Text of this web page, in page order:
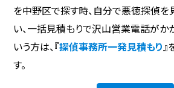
を中野区で探す時、自分で悪徳探偵を
い、一括見積もりで沢山営業電話がか
いう方は、『探偵事務所一発見積もり
す。